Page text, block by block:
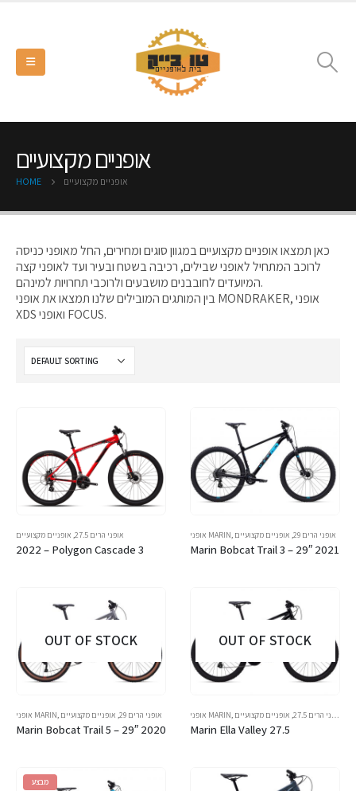
אופניים מקצועיים
HOME אופניים מקצועיים
כאן תמצאו אופניים מקצועיים במגוון סוגים ומחירים, החל מאופני כניסה
לרוכב המתחיל לאופני שבילים, רכיבה בשטח ובעיר ועד לאופני קצה
המיועדים לחובבנים מושבעים ולרוכבי תחרויות למינהם.
בין המותגים המובילים שלנו תמצאו את אופני MONDRAKER, אופני
XDS ואופני FOCUS.
אופני הרים 27.5 , אופניים מקצועיים
2022 – Polygon Cascade 3
אופני MARIN, אופני הרים 29 , אופניים מקצועיים
Marin Bobcat Trail 3 – 29″ 2021
OUT OF STOCK
אופני MARIN אופני הרים 29 אופניים מקצועיים
Marin Bobcat Trail 5 – 29″ 2020
OUT OF STOCK
אופני MARIN אופני הרים 27.5 אופניים מקצועיים
Marin Ella Valley 27.5
מבצע